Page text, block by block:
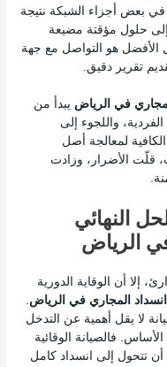
في بعض أجزاء الشبكة نتيجة
إلى حلول مؤقتة مضيعة
الأفضل هو التواصل مع جهة
تقرير دقيق.
في الرياض يبدأ من
واللجوء إلى
لمعالجة أصل
قلّت الأضرار، وزادت
النهائي
الرياض
إلا أن الوقاية الدورية
المجاري في الرياض.
لا يقل أهمية عن التدخل
فالصيانة الوقائية
تتحول إلى انسداد كامل